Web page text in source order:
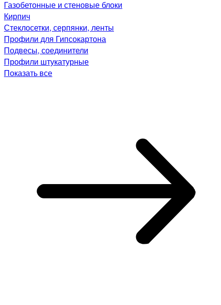
Газобетонные и стеновые блоки
Кирпич
Стеклосетки, серпянки, ленты
Профили для Гипсокартона
Подвесы, соединители
Профили штукатурные
Показать все